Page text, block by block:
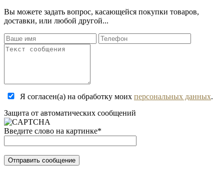
Вы можете задать вопрос, касающейся покупки товаров,
доставки, или любой другой...
Я согласен(а) на обработку моих персональных данных.
Защита от автоматических сообщений
Введите слово на картинке*